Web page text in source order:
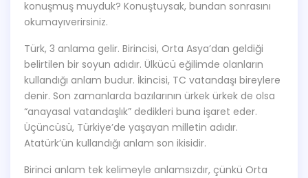
konuşmuş muyduk? Konuştuysak, bundan sonrasını
okumayıverirsiniz.
Türk, 3 anlama gelir. Birincisi, Orta Asya’dan geldiği
belirtilen bir soyun adıdır. Ülkücü eğilimde olanların
kullandığı anlam budur. İkincisi, TC vatandaşı bireylere
denir. Son zamanlarda bazılarının ürkek ürkek de olsa
“anayasal vatandaşlık” dedikleri buna işaret eder.
Üçüncüsü, Türkiye’de yaşayan milletin adıdır.
Atatürk’ün kullandığı anlam son ikisidir.
Birinci anlam tek kelimeyle anlamsızdır, çünkü Orta